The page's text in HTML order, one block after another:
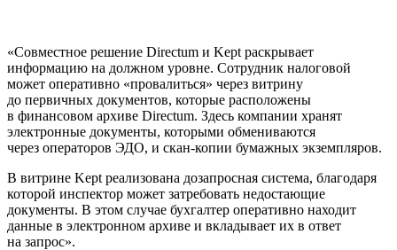
«Совместное решение Directum и Kept раскрывает
информацию на должном уровне. Сотрудник налоговой
может оперативно «провалиться» через витрину
до первичных документов, которые расположены
в финансовом архиве Directum. Здесь компании хранят
электронные документы, которыми обмениваются
через операторов ЭДО, и скан-копии бумажных экземпляров.
В витрине Kept реализована дозапросная система, благодаря
которой инспектор может затребовать недостающие
документы. В этом случае бухгалтер оперативно находит
данные в электронном архиве и вкладывает их в ответ
на запрос».